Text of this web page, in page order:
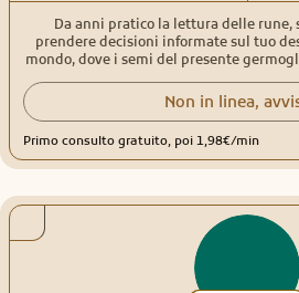
come delle previsioni, sono meno
serve è un consiglio su come agire e
sono forse il mezzo “ideale”
comportamento più appropriato per il
mio lavoro e l'antica arte della
trasmettere a voi questo amore e la
prima di voi.
Da anni pratico la lettura delle rune,
prendere decisioni informate sul tuo
mondo, dove i semi del presente
Non in linea,
Primo consulto gratuito, poi 1,98€/min